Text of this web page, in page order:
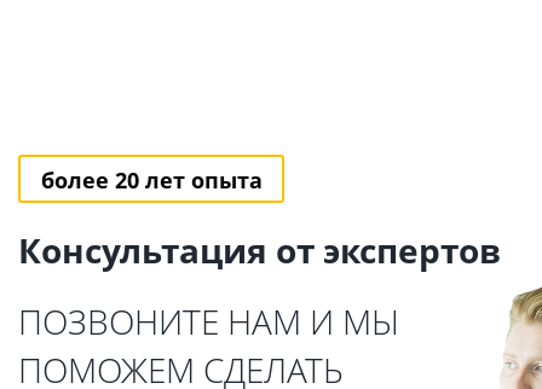
более 20 лет опыта
Консультация от экспертов
ПОЗВОНИТЕ НАМ И МЫ
ПОМОЖЕМ СДЕЛАТЬ